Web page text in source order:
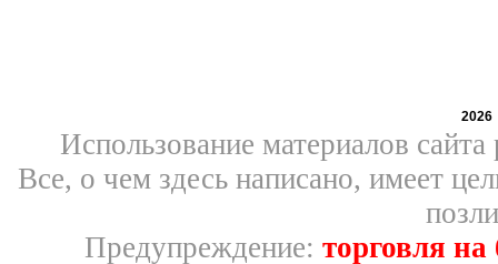
2026
Использование материалов
Все, о чем здесь написано, имеет
Предупреждение: торговля